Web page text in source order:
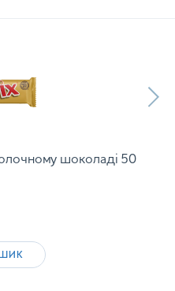
шоколаді 50